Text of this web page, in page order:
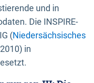
und in
Die INSPIRE-
(Niedersächsisches
in